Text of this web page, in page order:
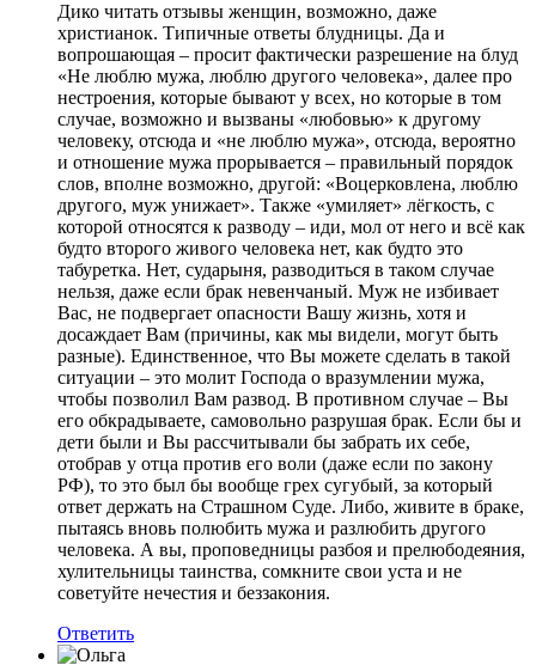
Дико читать отзывы женщин, возможно, даже
христианок. Типичные ответы блудницы. Да и
вопрошающая – просит фактически разрешение на блуд
«Не люблю мужа, люблю другого человека», далее про
нестроения, которые бывают у всех, но которые в том
случае, возможно и вызваны «любовью» к другому
человеку, отсюда и «не люблю мужа», отсюда, вероятно
и отношение мужа прорывается – правильный порядок
слов, вполне возможно, другой: «Воцерковлена, люблю
другого, муж унижает». Также «умиляет» лёгкость, с
которой относятся к разводу – иди, мол от него и всё как
будто второго живого человека нет, как будто это
табуретка. Нет, сударыня, разводиться в таком случае
нельзя, даже если брак невенчаный. Муж не избивает
Вас, не подвергает опасности Вашу жизнь, хотя и
досаждает Вам (причины, как мы видели, могут быть
разные). Единственное, что Вы можете сделать в такой
ситуации – это молит Господа о вразумлении мужа,
чтобы позволил Вам развод. В противном случае – Вы
его обкрадываете, самовольно разрушая брак. Если бы и
дети были и Вы рассчитывали бы забрать их себе,
отобрав у отца против его воли (даже если по закону
РФ), то это был бы вообще грех сугубый, за который
ответ держать на Страшном Суде. Либо, живите в браке,
пытаясь вновь полюбить мужа и разлюбить другого
человека. А вы, проповедницы разбоя и прелюбодеяния,
хулительницы таинства, сомкните свои уста и не
советуйте нечестия и беззакония.
Ответить